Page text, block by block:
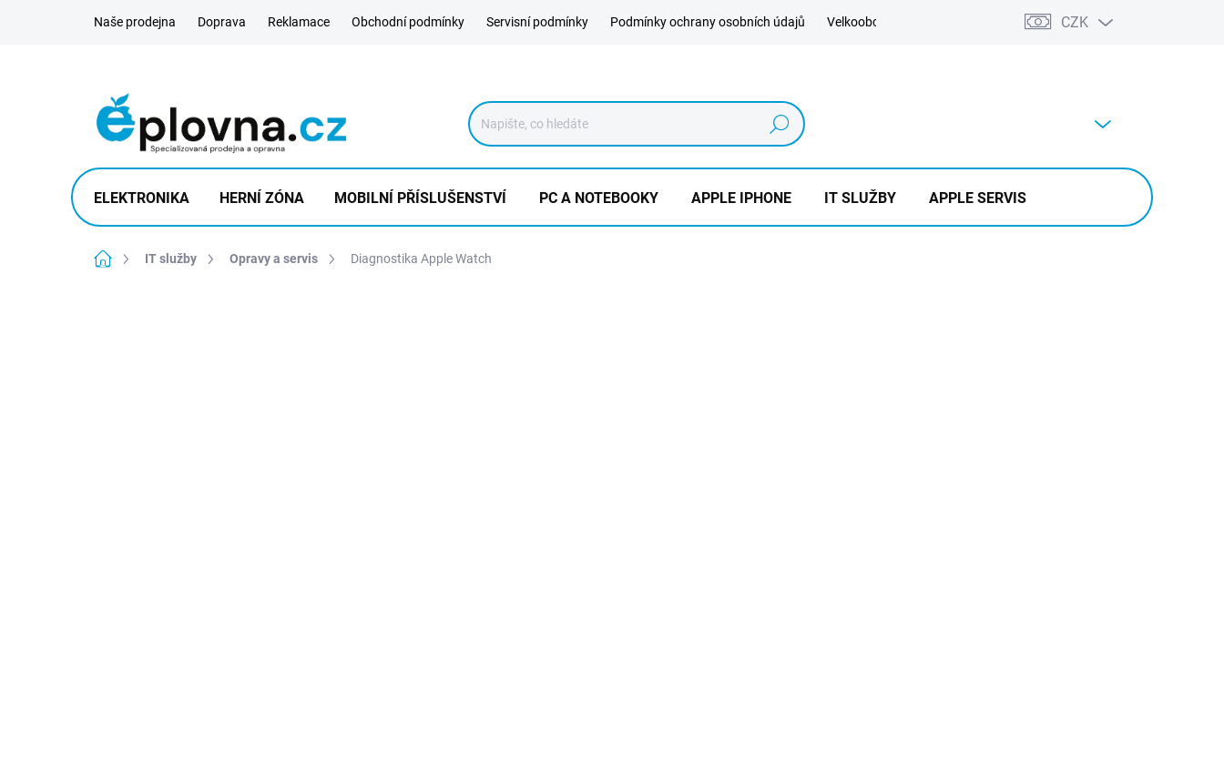
Naše prodejna Doprava Reklamace Obchodní podmínky Servisní podmínky Podmínky ochrany osobních údajů Velkoobchod Výkup CZK
Hledat
ELEKTRONIKA HERNÍ ZÓNA MOBILNÍ PŘÍSLUŠENSTVÍ PC A NOTEBOOKY APPLE IPHONE IT SLUŽBY APPLE SERVIS
Domů IT služby Opravy a servis Diagnostika Apple Watch